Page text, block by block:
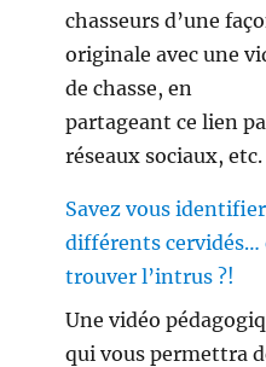
chasseurs d’une
originale avec une
de chasse, en
partageant ce lien
réseaux sociaux,
Savez vous
différents cervidés…
trouver l’intrus ?!
Une vidéo
qui vous permettra